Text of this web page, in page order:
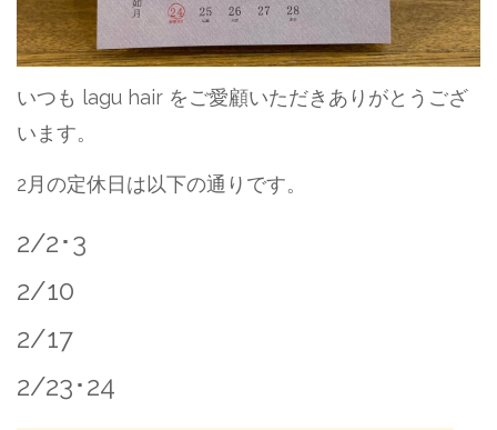
いつも lagu hair をご愛顧いただきありがとうござ
います。
2月の定休日は以下の通りです。
2/2･3
2/10
2/17
2/23･24